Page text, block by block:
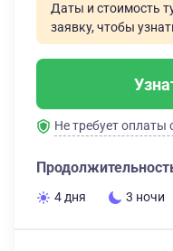
Даты и стоимость
заявку, чтобы
Не требует оплаты
4 дня 3 ночи